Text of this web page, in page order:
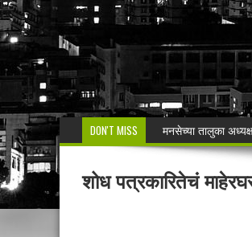
DON'T MISS
मनसेच्या तालुका
वरोरा येथे कारगिल
🚨 धडाकेबाज
वाढदिवसाचा आनंद
शोध पत्रकारितेचं